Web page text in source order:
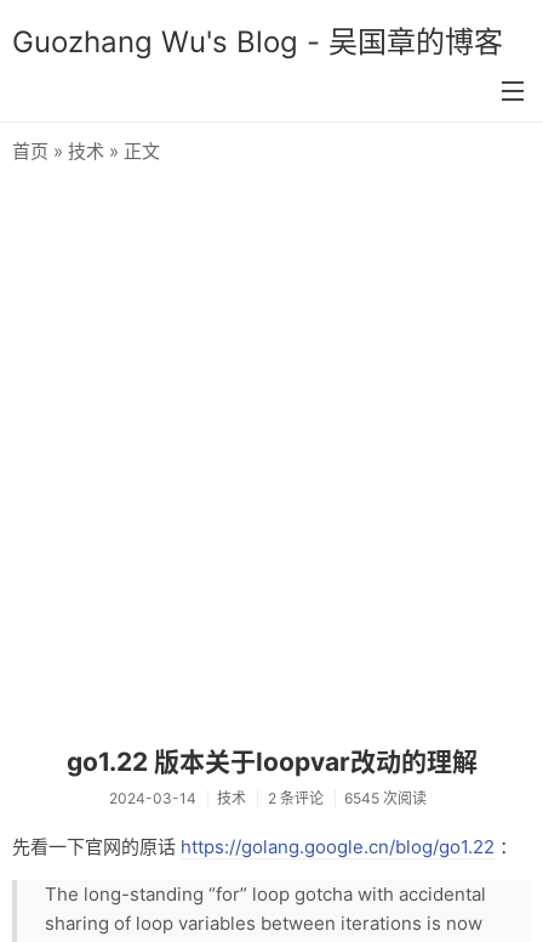
Guozhang Wu's Blog - 吴国章的博客
首页 » 技术 » 正文
go1.22 版本关于loopvar改动的理解
2024-03-14 技术 2 条评论 6545 次阅读
先看一下官网的原话 https://golang.google.cn/blog/go1.22 ：
The long-standing “for” loop gotcha with accidental
sharing of loop variables between iterations is now